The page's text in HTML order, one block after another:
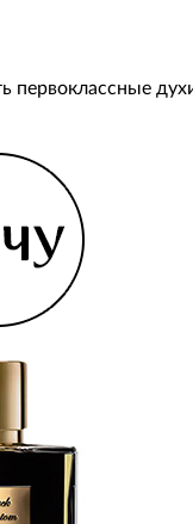
первоклассные